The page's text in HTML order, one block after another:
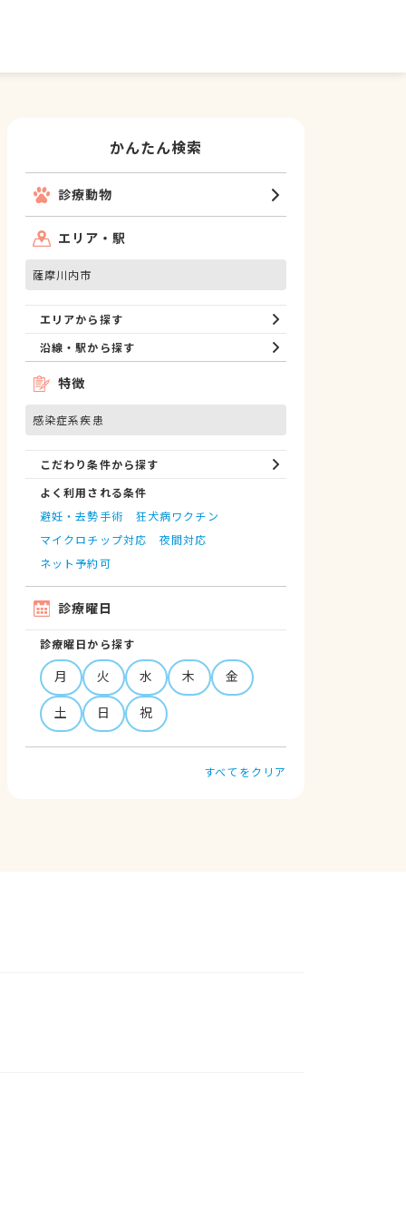
かんたん検索
診療動物
エリア・駅
薩摩川内市
エリアから探す
沿線・駅から探す
特徴
感染症系疾患
こだわり条件から探す
よく利用される条件
避妊・去勢手術
狂犬病ワクチン
マイクロチップ対応
夜間対応
ネット予約可
診療曜日
診療曜日から探す
月 火 水 木
金
土
日 祝
すべてをクリア